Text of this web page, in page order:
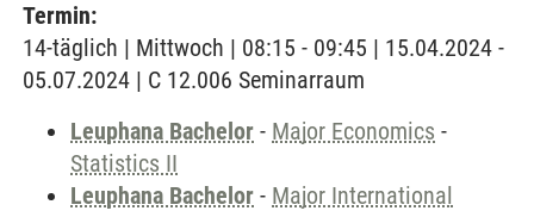
Termin:
14-täglich | Mittwoch | 08:15 - 09:45 | 15.04.2024 -
05.07.2024 | C 12.006 Seminarraum
Leuphana Bachelor - Major Economics -
Statistics II
Leuphana Bachelor - Major International